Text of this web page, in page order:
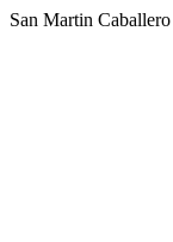
San Martin Caballero